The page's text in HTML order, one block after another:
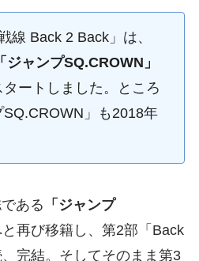
線 Back 2 Back」は、
ジャンプSQ.CROWN」
タートしました。ところ
」も2018年
ある 「ジャンプ
と再び移籍し、第2部「Back
完結。そしてそのまま第3